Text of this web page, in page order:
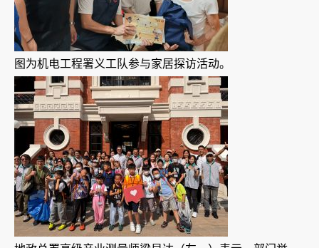
图为机电工程署义工队参与家居探访活动。